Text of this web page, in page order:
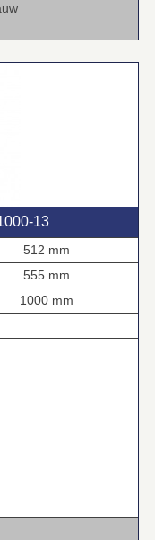
512 mm
555 mm
1000 mm